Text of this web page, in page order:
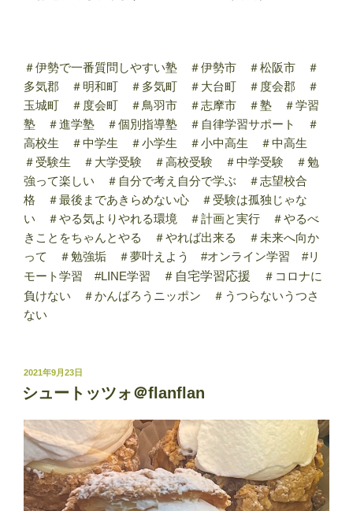
＃伊勢で一番質問しやすい塾 ＃伊勢市 ＃松阪市 ＃
多気郡 ＃明和町 ＃多気町 ＃大台町 ＃度会郡 ＃
玉城町 ＃度会町 ＃鳥羽市 ＃志摩市 ＃塾 ＃学習
塾 ＃進学塾 ＃個別指導塾 ＃自律学習サポート ＃
高校生 ＃中学生 ＃小学生 ＃小中高生 ＃中高生
＃受験生 ＃大学受験 ＃高校受験 ＃中学受験 ＃勉
強って楽しい ＃自分で考え自分で学ぶ ＃志望校合
格 ＃最後まであきらめない心 ＃受験は孤独じゃな
い ＃やる気よりやれる環境 ＃計画と実行 ＃やるべ
きことをちゃんとやる ＃やれば出来る ＃未来へ向か
って ＃勉強垢 ＃夢叶えよう #オンライン学習 #リ
モート学習 #LINE学習
＃自宅学習応援
＃コロナに
負けない ＃かんばろうニッポン ＃うつらないうつさ
ない
投
稿
日:
2021年9月23日
シュートッツォ＠flanflan